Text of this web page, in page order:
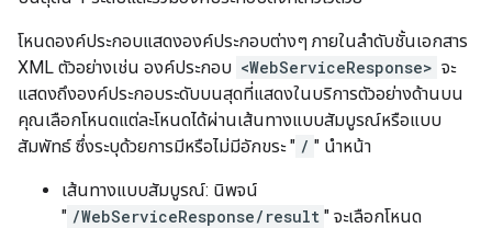
โหนดองค์ประกอบแสดงองค์ประกอบต่างๆ ภายในลําดับชั้นเอกสาร
XML ตัวอย่างเช่น องค์ประกอบ <WebServiceResponse> จะ
แสดงถึงองค์ประกอบระดับบนสุดที่แสดงในบริการตัวอย่างด้านบน
คุณเลือกโหนดแต่ละโหนดได้ผ่านเส้นทางแบบสัมบูรณ์หรือแบบ
สัมพัทธ์ ซึ่งระบุด้วยการมีหรือไม่มีอักขระ " / " นําหน้า
เส้นทางแบบสัมบูรณ์: นิพจน์
" /WebServiceResponse/result " จะเลือกโหนด